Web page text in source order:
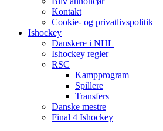
Kontakt
Cookie- og privatlivspolitik
Ishockey
Danskere i NHL
Ishockey regler
RSC
Kampprogram
Spillere
Transfers
Danske mestre
Final 4 Ishockey